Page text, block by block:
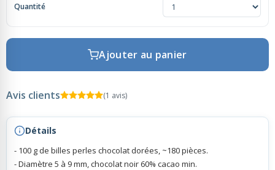
Quantité
Ajouter au panier
Avis clients (1 avis)
Détails
- 100 g de billes perles chocolat dorées, ~180 pièces.
- Diamètre 5 à 9 mm, chocolat noir 60% cacao min.